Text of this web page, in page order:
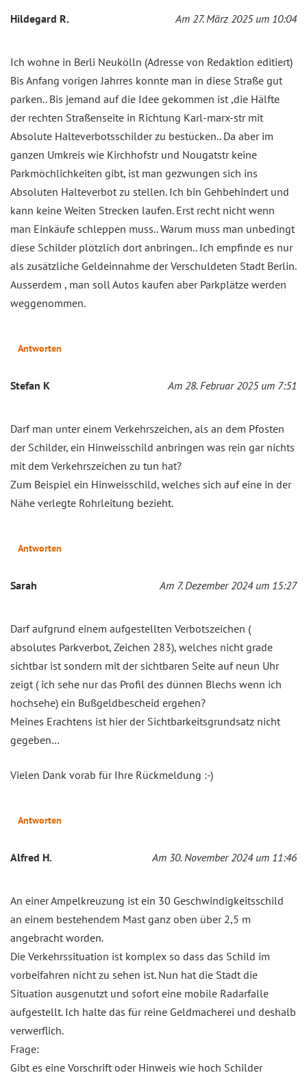
Hildegard R. Am 27. März 2025 um 10:04
Ich wohne in Berli Neukölln (Adresse von Redaktion editiert)
Bis Anfang vorigen Jahrres konnte man in diese Straße gut
parken.. Bis jemand auf die Idee gekommen ist ,die Hälfte
der rechten Straßenseite in Richtung Karl-marx-str mit
Absolute Halteverbotsschilder zu bestücken.. Da aber im
ganzen Umkreis wie Kirchhofstr und Nougatstr keine
Parkmöchlichkeiten gibt, ist man gezwungen sich ins
Absoluten Halteverbot zu stellen. Ich bin Gehbehindert und
kann keine Weiten Strecken laufen. Erst recht nicht wenn
man Einkäufe schleppen muss.. Warum muss man unbedingt
diese Schilder plötzlich dort anbringen.. Ich empfinde es nur
als zusätzliche Geldeinnahme der Verschuldeten Stadt Berlin.
Ausserdem , man soll Autos kaufen aber Parkplätze werden
weggenommen.
Antworten
Stefan K Am 28. Februar 2025 um 7:51
Darf man unter einem Verkehrszeichen, als an dem Pfosten
der Schilder, ein Hinweisschild anbringen was rein gar nichts
mit dem Verkehrszeichen zu tun hat?
Zum Beispiel ein Hinweisschild, welches sich auf eine in der
Nähe verlegte Rohrleitung bezieht.
Antworten
Sarah Am 7. Dezember 2024 um 15:27
Darf aufgrund einem aufgestellten Verbotszeichen (
absolutes Parkverbot, Zeichen 283), welches nicht grade
sichtbar ist sondern mit der sichtbaren Seite auf neun Uhr
zeigt ( ich sehe nur das Profil des dünnen Blechs wenn ich
hochsehe) ein Bußgeldbescheid ergehen?
Meines Erachtens ist hier der Sichtbarkeitsgrundsatz nicht
gegeben…
Vielen Dank vorab für Ihre Rückmeldung :-)
Antworten
Alfred H. Am 30. November 2024 um 11:46
An einer Ampelkreuzung ist ein 30 Geschwindigkeitsschild
an einem bestehendem Mast ganz oben über 2,5 m
angebracht worden.
Die Verkehrssituation ist komplex so dass das Schild im
vorbeifahren nicht zu sehen ist. Nun hat die Stadt die
Situation ausgenutzt und sofort eine mobile Radarfalle
aufgestellt. Ich halte das für reine Geldmacherei und deshalb
verwerflich.
Frage:
Gibt es eine Vorschrift oder Hinweis wie hoch Schilder